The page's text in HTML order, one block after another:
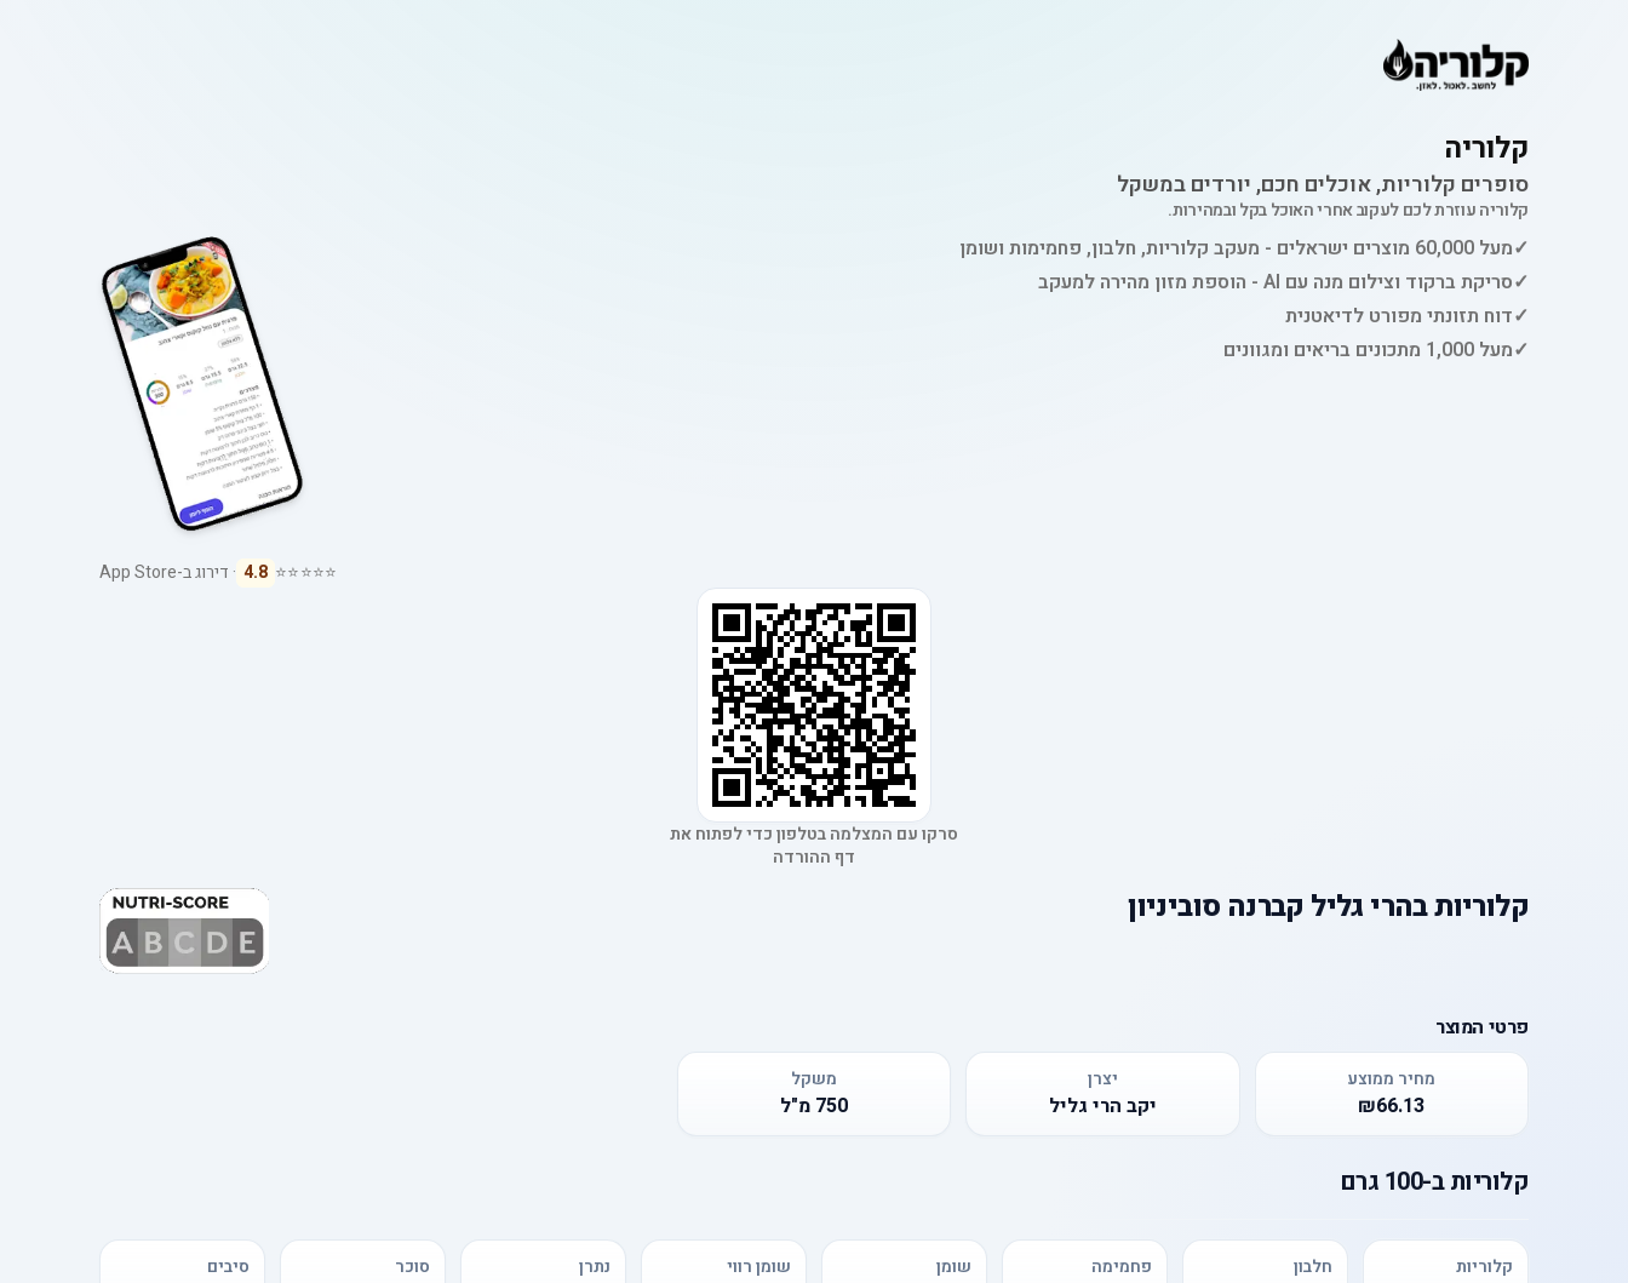
קלוריה
סופרים קלוריות, אוכלים חכם, יורדים במשקל
קלוריה עוזרת לכם לעקוב אחרי האוכל בקל ובמהירות.
✓מעל 60,000 מוצרים ישראלים - מעקב קלוריות, חלבון, פחמימות ושומן
✓סריקת ברקוד וצילום מנה עם AI - הוספת מזון מהירה למעקב
✓דוח תזונתי מפורט לדיאטנית
✓מעל 1,000 מתכונים בריאים ומגוונים
⭐⭐⭐⭐⭐
4.8 · דירוג ב-App Store
סרקו עם המצלמה בטלפון כדי לפתוח את
דף ההורדה
קלוריותבהרי גליל קברנה סוביניון
פרטי המוצר
מחיר ממוצע
₪66.13
יצרן
יקב הרי גליל
משקל
750 מ"ל
קלוריותב-100 גרם
קלוריות חלבון פחמימה שומן שומן רווי נתרן סוכר סיבים